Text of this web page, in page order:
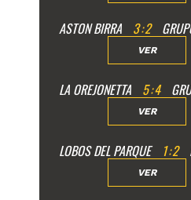
ASTON BIRRA 3:2
VER
LA OREJONETTA 5:4
VER
LOBOS DEL PARQUE 1:2
VER